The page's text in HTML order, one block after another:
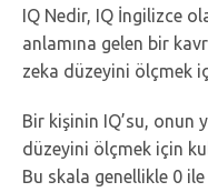
IQ Nedir, IQ İngilizce
anlamına gelen bir
zeka düzeyini ölçmek
Bir kişinin IQ’su, onun
düzeyini ölçmek için
Bu skala genellikle 0